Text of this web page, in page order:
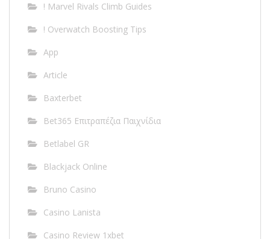
! Marvel Rivals Climb Guides
! Overwatch Boosting Tips
App
Article
Baxterbet
Bet365 Επιτραπέζια Παιχνίδια
Betlabel GR
Blackjack Online
Bruno Casino
Casino Lanista
Casino Review 1xbet